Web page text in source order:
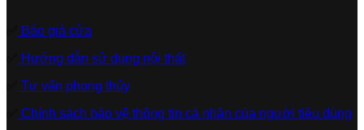
Báo giá cửa
Hướng dẫn sử dụng nội thất
Tư vấn phong thủy
Chính sách bảo vệ thông tin cá nhân của người tiêu dùng